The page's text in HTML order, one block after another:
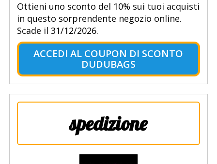
Ottieni uno sconto del 10% sui tuoi acquisti
in questo sorprendente negozio online.
Scade il 31/12/2026.
ACCEDI AL COUPON DI SCONTO
DUDUBAGS
spedizione